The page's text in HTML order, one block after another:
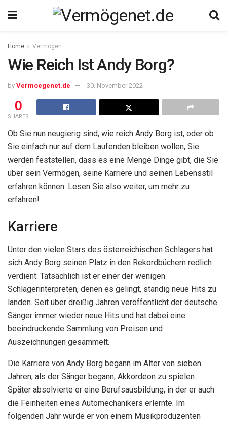
Home Vermögen
Wie Reich Ist Andy Borg?
by Vermoegenet.de 30. November 2022
0
SHARES
Ob Sie nun neugierig sind, wie reich Andy Borg ist, oder ob
Sie einfach nur auf dem Laufenden bleiben wollen, Sie
werden feststellen, dass es eine Menge Dinge gibt, die Sie
über sein Vermögen, seine Karriere und seinen Lebensstil
erfahren können. Lesen Sie also weiter, um mehr zu
erfahren!
Karriere
Unter den vielen Stars des österreichischen Schlagers hat
sich Andy Borg seinen Platz in den Rekordbüchern redlich
verdient. Tatsächlich ist er einer der wenigen
Schlagerinterpreten, denen es gelingt, ständig neue Hits zu
landen. Seit über dreißig Jahren veröffentlicht der deutsche
Sänger immer wieder neue Hits und hat dabei eine
beeindruckende Sammlung von Preisen und
Auszeichnungen gesammelt.
Die Karriere von Andy Borg begann im Alter von sieben
Jahren, als der Sänger begann, Akkordeon zu spielen.
Später absolvierte er eine Berufsausbildung, in der er auch
die Feinheiten eines Automechanikers erlernte. Im
folgenden Jahr wurde er von einem Musikproduzenten